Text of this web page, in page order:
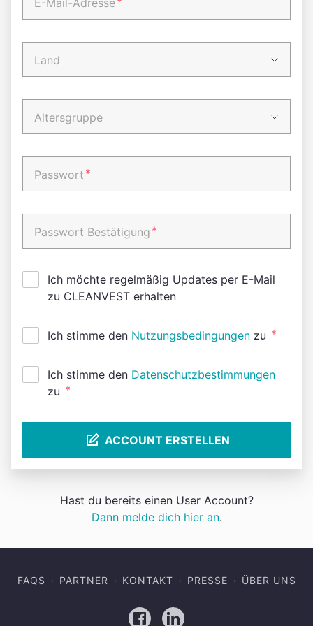
E-Mail-Adresse
Land
Altersgruppe
Passwort *
Passwort Bestätigung *
Ich möchte regelmäßig Updates per E-Mail
zu CLEANVEST erhalten
Ich stimme den Nutzungsbedingungen zu *
Ich stimme den Datenschutzbestimmungen
zu *
ACCOUNT ERSTELLEN
Hast du bereits einen User Account?
Dann melde dich hier an.
FAQS PARTNER KONTAKT PRESSE ÜBER UNS